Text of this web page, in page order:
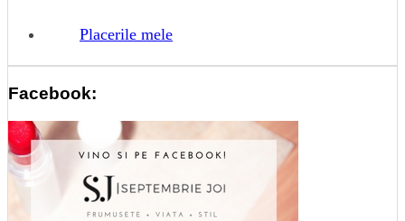
Placerile mele
Facebook: